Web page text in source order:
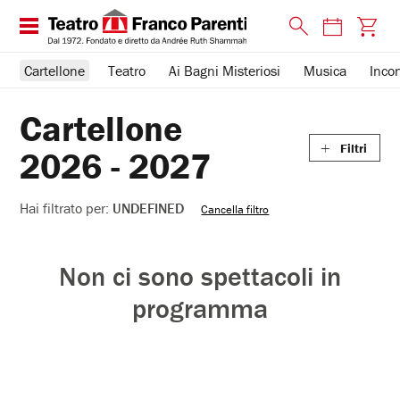
Cartellone Teatro Ai Bagni Misteriosi Musica
Cartellone
2026 - 2027
Filtri
Chiudi
Filtri
TIPO DI EVENTO
Teatro
Incontri e Libri
Piccoli Parenti
La Grande Età, insieme
Promo Estate
Abbonamento 8 spettacoli
Hai filtrato per: UNDEFINED Cancella filtro
Hai
per:
Non ci sono spettacoli in
programma